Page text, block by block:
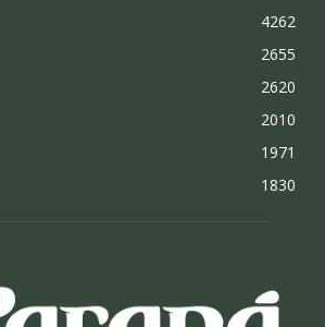
4262
2655
2620
2010
1971
1830